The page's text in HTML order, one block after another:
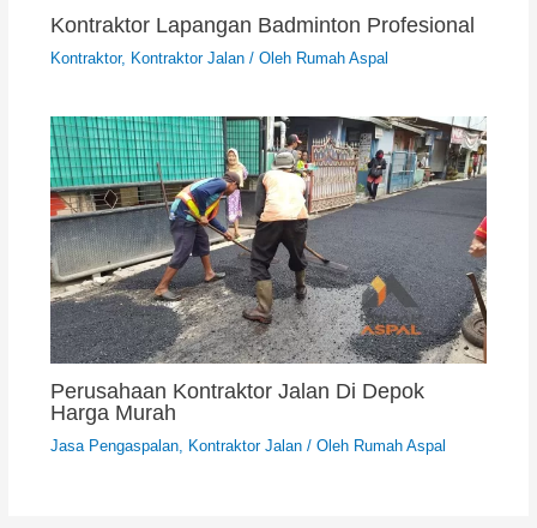
Kontraktor Lapangan Badminton Profesional
Kontraktor, Kontraktor Jalan/ Oleh Rumah Aspal
Perusahaan Kontraktor Jalan Di Depok
Harga Murah
Jasa Pengaspalan, Kontraktor Jalan/ Oleh Rumah Aspal